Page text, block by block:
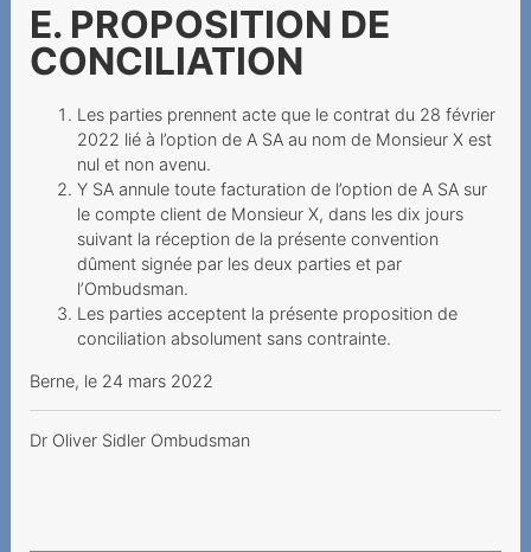
E. PROPOSITION DE
CONCILIATION
Les parties prennent acte que le contrat du 28 février
2022 lié à l’option de A SA au nom de Monsieur X est
nul et non avenu.
Y SA annule toute facturation de l’option de A SA sur
le compte client de Monsieur X, dans les dix jours
suivant la réception de la présente convention
dûment signée par les deux parties et par
l’Ombudsman.
Les parties acceptent la présente proposition de
conciliation absolument sans contrainte.
Berne, le 24 mars 2022
Dr Oliver Sidler Ombudsman
Kündigung nur per Telefon
und Chat geht das?
Hohe Kosten trotz
aktivierter Ausland-Option
Preselection wird nach
Technologiewechsel
hinfällig: Vertrag
Erneuerung der
Mindestvertragsda
Mehrwertdienstanbieter
leitet Inkassoverfahren ein